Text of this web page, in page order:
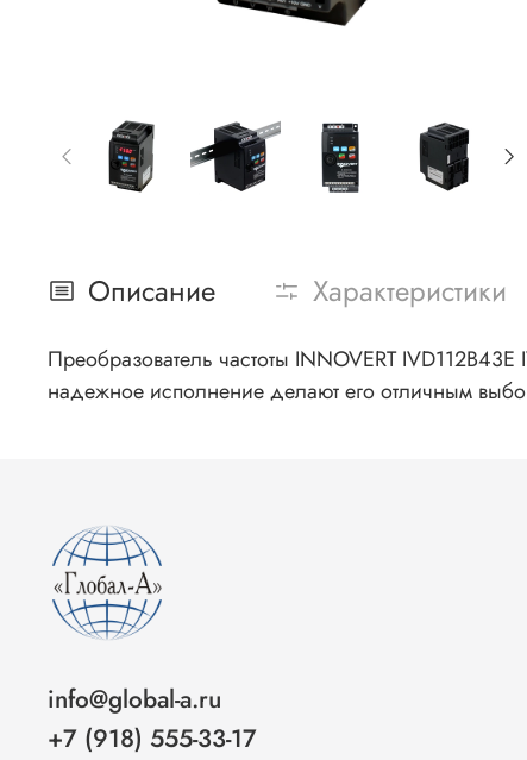
Описание Характеристики
Преобразователь частоты INNOVERT
надежное исполнение делают его отличным
info@global-a.ru
+7 (918) 555-33-17